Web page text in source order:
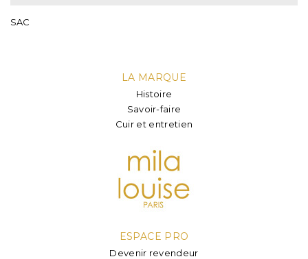
SAC
LA MARQUE
Histoire
Savoir-faire
Cuir et entretien
ESPACE PRO
Devenir revendeur